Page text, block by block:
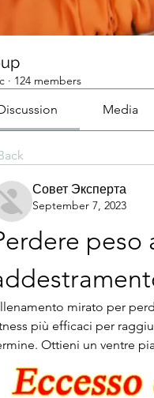
· 124 members
Media
Совет Эксперта
September 7, 2023
peso
mirato per
più efficaci per
Ottieni un ventre